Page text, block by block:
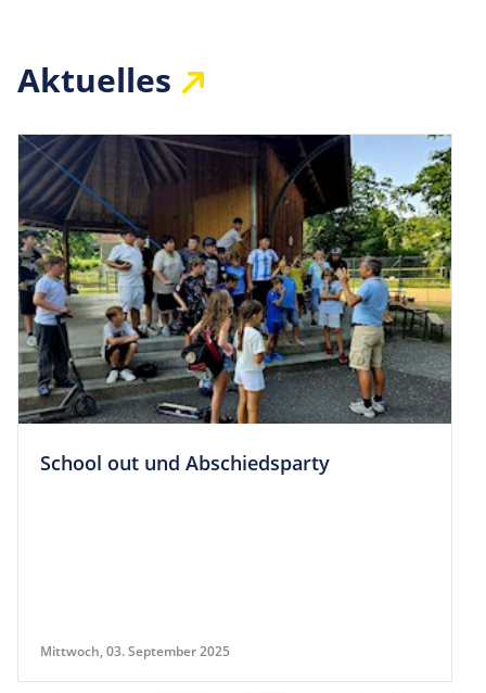
Aktuelles
School out und Abschiedsparty
Mittwoch, 03. September 2025